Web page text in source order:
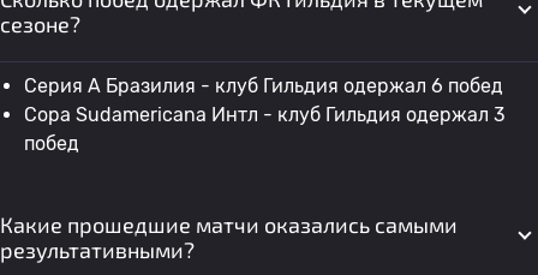
сезоне?
Серия А Бразилия - клуб Гильдия одержал 6 побед
Copa Sudamericana Интл - клуб Гильдия одержал 3
побед
Какие прошедшие матчи оказались самыми
результативными?